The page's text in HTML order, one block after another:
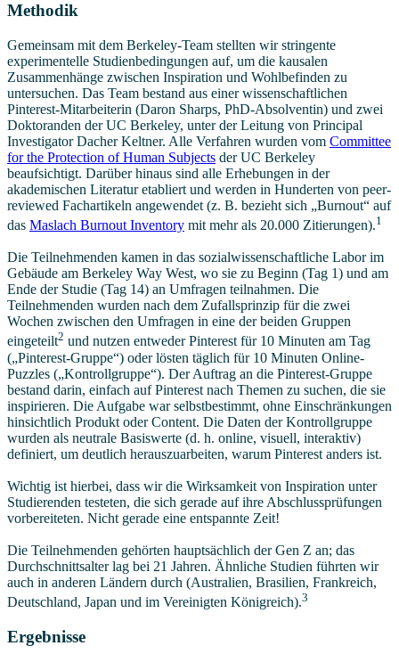
Methodik
Gemeinsam mit dem Berkeley-Team stellten wir stringente
experimentelle Studienbedingungen auf, um die kausalen
Zusammenhänge zwischen Inspiration und Wohlbefinden zu
untersuchen. Das Team bestand aus einer wissenschaftlichen
Pinterest-Mitarbeiterin (Daron Sharps, PhD-Absolventin) und zwei
Doktoranden der UC Berkeley, unter der Leitung von Principal
Investigator Dacher Keltner. Alle Verfahren wurden vom Committee
for the Protection of Human Subjects der UC Berkeley
beaufsichtigt. Darüber hinaus sind alle Erhebungen in der
akademischen Literatur etabliert und werden in Hunderten von peer-
reviewed Fachartikeln angewendet (z. B. bezieht sich „Burnout“ auf
das Maslach Burnout Inventory mit mehr als 20.000 Zitierungen).1
Die Teilnehmenden kamen in das sozialwissenschaftliche Labor im
Gebäude am Berkeley Way West, wo sie zu Beginn (Tag 1) und am
Ende der Studie (Tag 14) an Umfragen teilnahmen. Die
Teilnehmenden wurden nach dem Zufallsprinzip für die zwei
Wochen zwischen den Umfragen in eine der beiden Gruppen
eingeteilt2 und nutzen entweder Pinterest für 10 Minuten am Tag
(„Pinterest-Gruppe“) oder lösten täglich für 10 Minuten Online-
Puzzles („Kontrollgruppe“). Der Auftrag an die Pinterest-Gruppe
bestand darin, einfach auf Pinterest nach Themen zu suchen, die sie
inspirieren. Die Aufgabe war selbstbestimmt, ohne Einschränkungen
hinsichtlich Produkt oder Content. Die Daten der Kontrollgruppe
wurden als neutrale Basiswerte (d. h. online, visuell, interaktiv)
definiert, um deutlich herauszuarbeiten, warum Pinterest anders ist.
Wichtig ist hierbei, dass wir die Wirksamkeit von Inspiration unter
Studierenden testeten, die sich gerade auf ihre Abschlussprüfungen
vorbereiteten. Nicht gerade eine entspannte Zeit!
Die Teilnehmenden gehörten hauptsächlich der Gen Z an; das
Durchschnittsalter lag bei 21 Jahren. Ähnliche Studien führten wir
auch in anderen Ländern durch (Australien, Brasilien, Frankreich,
Deutschland, Japan und im Vereinigten Königreich).3
Ergebnisse